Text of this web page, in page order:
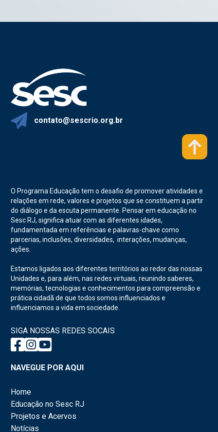
contato@sescrio.org.br
O Programa Educação tem o desafio de promover atividades e
relações em rede, valores e projetos que se constituem a partir
do diálogo e da escuta permanente. Pensar em educação no
Sesc RJ, significa atuar com as diferentes idades,
fundamentada em referências e palavras-chave como
parcerias, inclusões, diversidades, interações, mudanças,
ações.
Estamos ligados aos diferentes territórios ao redor das nossas
Unidades e, para além, nas redes virtuais, reunindo saberes,
memórias, tecnologias e conhecimentos para compreensão e
prática cidadã de que todos somos influenciados e
influenciamos a vida em sociedade.
SIGA NOSSAS REDES SOCAIS
NAVEGUE POR AQUI
Home
Educação no Sesc RJ
Projetos e Acervos
Notícias